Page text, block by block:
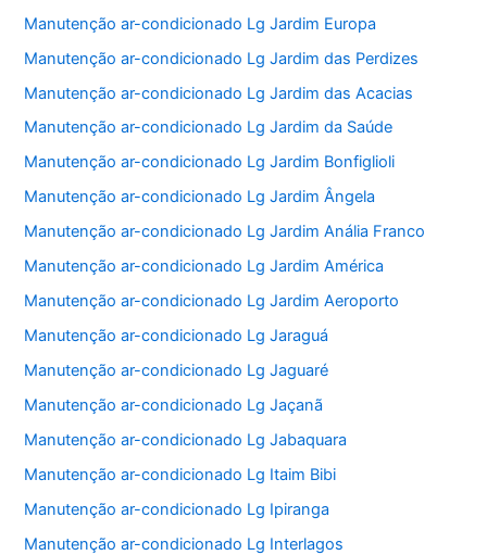
Manutenção ar-condicionado Lg Jardim Europa
Manutenção ar-condicionado Lg Jardim das Perdizes
Manutenção ar-condicionado Lg Jardim das Acacias
Manutenção ar-condicionado Lg Jardim da Saúde
Manutenção ar-condicionado Lg Jardim Bonfiglioli
Manutenção ar-condicionado Lg Jardim Ângela
Manutenção ar-condicionado Lg Jardim Anália Franco
Manutenção ar-condicionado Lg Jardim América
Manutenção ar-condicionado Lg Jardim Aeroporto
Manutenção ar-condicionado Lg Jaraguá
Manutenção ar-condicionado Lg Jaguaré
Manutenção ar-condicionado Lg Jaçanã
Manutenção ar-condicionado Lg Jabaquara
Manutenção ar-condicionado Lg Itaim Bibi
Manutenção ar-condicionado Lg Ipiranga
Manutenção ar-condicionado Lg Interlagos